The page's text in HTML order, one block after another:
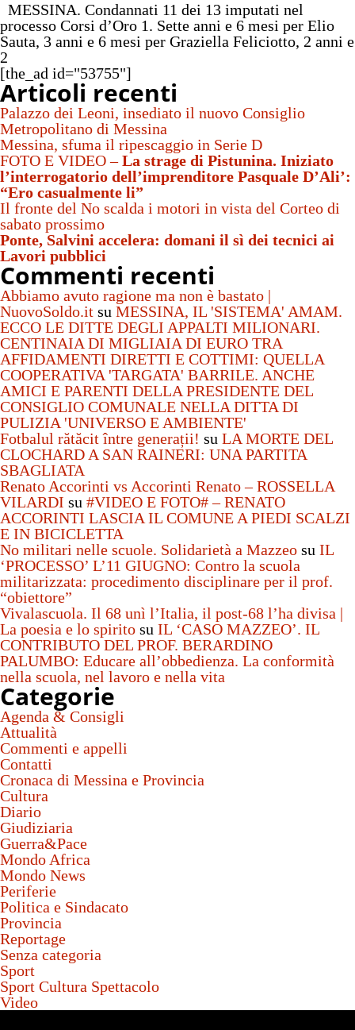
MESSINA. Condannati 11 dei 13 imputati nel
processo Corsi d’Oro 1. Sette anni e 6 mesi per Elio
Sauta, 3 anni e 6 mesi per Graziella Feliciotto, 2 anni e
2
[the_ad id="53755"]
Articoli recenti
Palazzo dei Leoni, insediato il nuovo Consiglio
Metropolitano di Messina
Messina, sfuma il ripescaggio in Serie D
FOTO E VIDEO –La strage di Pistunina. Iniziato
l’interrogatorio dell’imprenditore Pasquale D’Ali’:
“Ero casualmente li”
Il fronte del No scalda i motori in vista del Corteo di
sabato prossimo
Ponte, Salvini accelera: domani il sì dei tecnici ai
Lavori pubblici
Commenti recenti
Abbiamo avuto ragione ma non è bastato |
NuovoSoldo.it su MESSINA, IL 'SISTEMA' AMAM.
ECCO LE DITTE DEGLI APPALTI MILIONARI.
CENTINAIA DI MIGLIAIA DI EURO TRA
AFFIDAMENTI DIRETTI E COTTIMI: QUELLA
COOPERATIVA 'TARGATA' BARRILE. ANCHE
AMICI E PARENTI DELLA PRESIDENTE DEL
CONSIGLIO COMUNALE NELLA DITTA DI
PULIZIA 'UNIVERSO E AMBIENTE'
Fotbalul rătăcit între generații! su LA MORTE DEL
CLOCHARD A SAN RAINERI: UNA PARTITA
SBAGLIATA
Renato Accorinti vs Accorinti Renato – ROSSELLA
VILARDI su #VIDEO E FOTO# – RENATO
ACCORINTI LASCIA IL COMUNE A PIEDI SCALZI
E IN BICICLETTA
No militari nelle scuole. Solidarietà a Mazzeo su IL
‘PROCESSO’ L’11 GIUGNO: Contro la scuola
militarizzata: procedimento disciplinare per il prof.
“obiettore”
Vivalascuola. Il 68 unì l’Italia, il post-68 l’ha divisa |
La poesia e lo spirito su IL ‘CASO MAZZEO’. IL
CONTRIBUTO DEL PROF. BERARDINO
PALUMBO: Educare all’obbedienza. La conformità
nella scuola, nel lavoro e nella vita
Categorie
Agenda & Consigli
Attualità
Commenti e appelli
Contatti
Cronaca di Messina e Provincia
Cultura
Diario
Giudiziaria
Guerra&Pace
Mondo Africa
Mondo News
Periferie
Politica e Sindacato
Provincia
Reportage
Senza categoria
Sport
Sport Cultura Spettacolo
Video